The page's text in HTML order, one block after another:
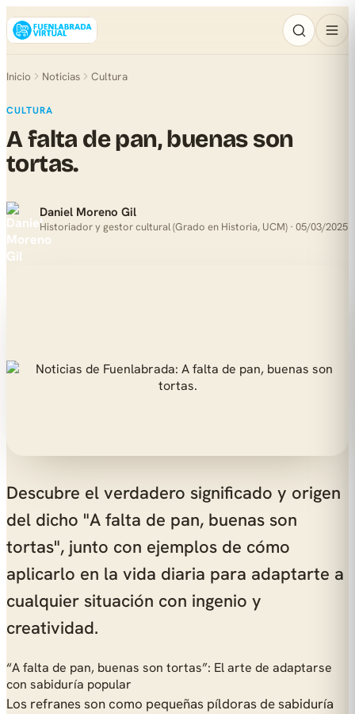
Inicio Noticias Cultura
CULTURA
A falta de pan, buenas son
tortas.
Daniel Moreno Gil
Historiador y gestor cultural (Grado en Historia, UCM) · 05/03/2025
Descubre el verdadero significado y origen
del dicho "A falta de pan, buenas son
tortas", junto con ejemplos de cómo
aplicarlo en la vida diaria para adaptarte a
cualquier situación con ingenio y
creatividad.
“A falta de pan, buenas son tortas”: El arte de adaptarse
con sabiduría popular
Los refranes son como pequeñas píldoras de sabiduría